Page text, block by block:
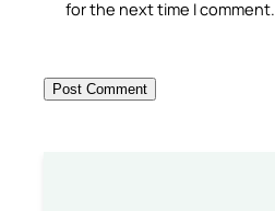
for the next time I comment.